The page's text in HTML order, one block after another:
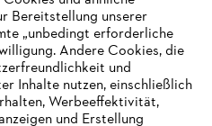
Bereitstellung unserer
„unbedingt erforderliche
Andere Cookies, die
und
Inhalte nutzen, einschließlich
Werbeeffektivität,
und Erstellung